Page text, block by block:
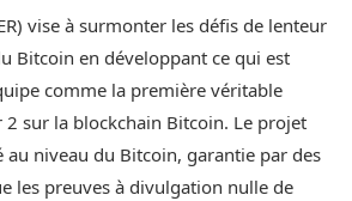
vise à surmonter les défis de lenteur
Bitcoin en développant ce qui est
comme la première véritable
sur la blockchain Bitcoin. Le projet
au niveau du Bitcoin, garantie par des
les preuves à divulgation nulle de